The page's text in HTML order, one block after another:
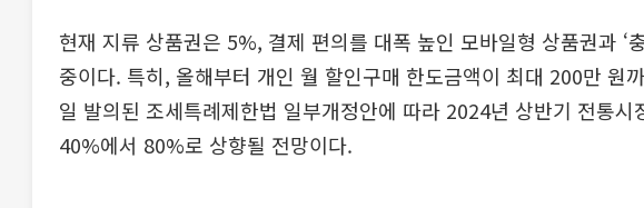
현재 지류 상품권은 5%, 결제 편의를 대폭 높인 모바일형 상품권과 ‘
중이다. 특히, 올해부터 개인 월 할인구매 한도금액이 최대 200만 원
일 발의된 조세특례제한법 일부개정안에 따라 2024년 상반기 전통시
40%에서 80%로 상향될 전망이다.